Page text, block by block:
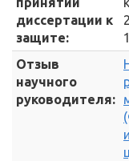
диссертации к
защите:
Отзыв
научного
руководителя: